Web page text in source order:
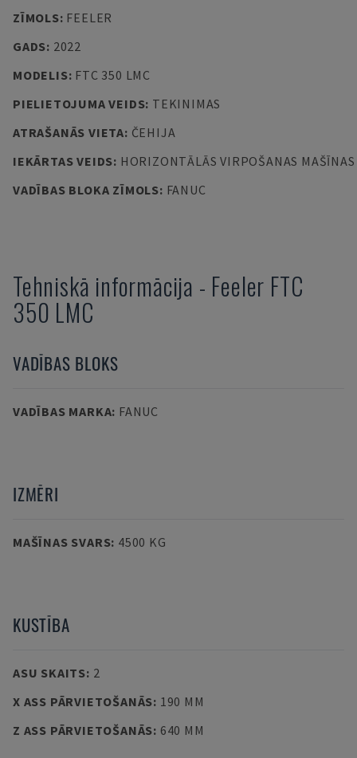
ZĪMOLS: FEELER
GADS: 2022
MODELIS: FTC 350 LMC
PIELIETOJUMA VEIDS: TEKINIMAS
ATRAŠANĀS VIETA: ČEHIJA
IEKĀRTAS VEIDS: HORIZONTĀLĀS VIRPOŠANAS MAŠĪNAS
VADĪBAS BLOKA ZĪMOLS: FANUC
Tehniskā informācija - Feeler FTC
350 LMC
VADĪBAS BLOKS
VADĪBAS MARKA: FANUC
IZMĒRI
MAŠĪNAS SVARS: 4500 KG
KUSTĪBA
ASU SKAITS: 2
X ASS PĀRVIETOŠANĀS: 190 MM
Z ASS PĀRVIETOŠANĀS: 640 MM